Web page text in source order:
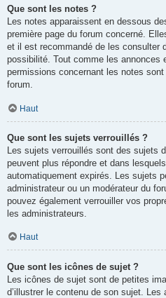
Que sont les notes ?
Les notes apparaissent en dessous
première page du forum concerné.
et il est recommandé de les consulter
possibilité. Tout comme les annonces
permissions concernant les notes
forum.
Haut
Que sont les sujets verrouillés ?
Les sujets verrouillés sont des sujets
peuvent plus répondre et dans
automatiquement expirés. Les sujets
administrateur ou un modérateur du
pouvez également verrouiller vos
les administrateurs.
Haut
Que sont les icônes de sujet ?
Les icônes de sujet sont de petites
d’illustrer le contenu de son sujet.